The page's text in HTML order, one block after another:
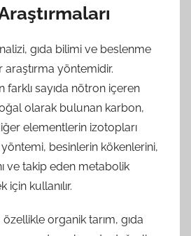
gıda bilimi ve beslenme
araştırma yöntemidir.
farklı sayıda nötron içeren
olarak bulunan karbon,
elementlerin izotopları
besinlerin kökenlerini,
ve takip eden metabolik
kullanılır.
organik tarım, gıda